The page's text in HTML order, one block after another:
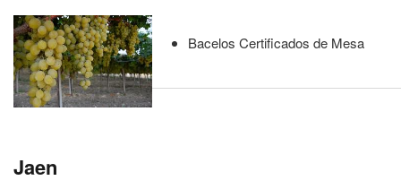
Bacelos Certificados de Mesa
Jaen